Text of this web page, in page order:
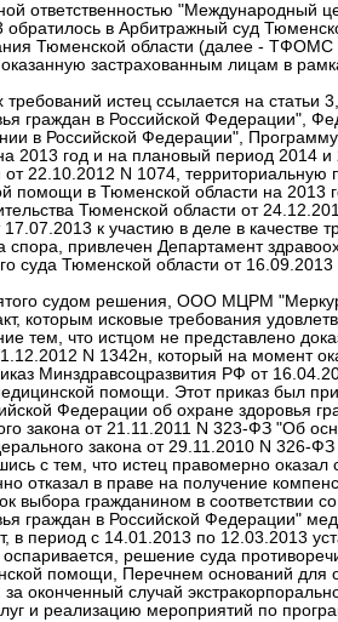
ответственностью
в Арбитражный суд
Тюменской области (далее -
застрахованным лицам в
требований истец ссылается на
граждан в Российской Федерации",
в Российской Федерации",
2013 год и на плановый период 2014
22.10.2012 N 1074, территориальную
помощи в Тюменской области на 2013
Тюменской области от
к участию в деле в качестве
спора, привлечен Департамент
суда Тюменской области от
судом решения, ООО МЦРМ
которым исковые требования
тем, что истцом не представлено
N 1342н, который на момент
Минздравсоцразвития РФ от
помощи. Этот приказ был
Федерации об охране здоровья
закона от 21.11.2011 N 323-ФЗ "Об
закона от 29.11.2010 N 326-
с тем, что истец правомерно
отказал в праве на получение
выбора гражданином в соответствии
граждан в Российской Федерации"
в период с 14.01.2013 по 12.03.2013
решение суда
помощи, Перечнем оснований
оконченный случай
и реализацию мероприятий по